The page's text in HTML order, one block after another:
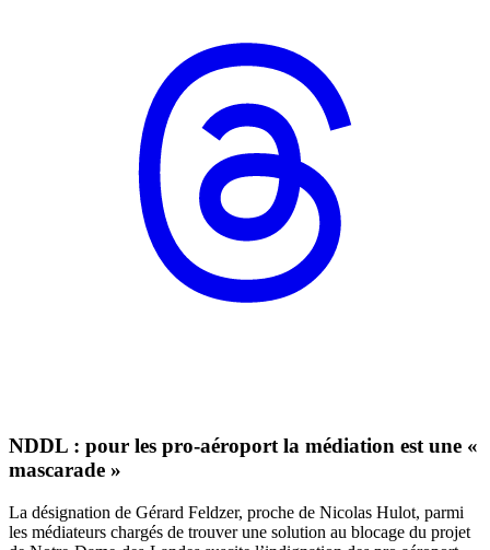
NDDL : pour les pro-aéroport la médiation est une «
mascarade »
La désignation de Gérard Feldzer, proche de Nicolas Hulot, parmi
les médiateurs chargés de trouver une solution au blocage du projet